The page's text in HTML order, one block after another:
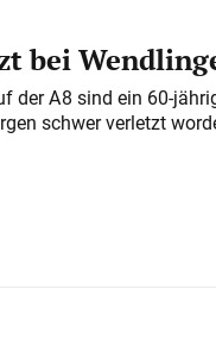
bei
der A 8 sind ein 60-
schwer verletzt